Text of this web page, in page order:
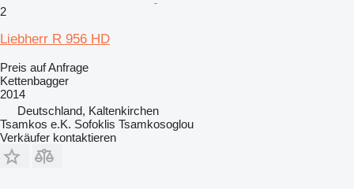
2
Liebherr R 956 HD
Preis auf Anfrage
Kettenbagger
2014
Deutschland, Kaltenkirchen
Tsamkos e.K. Sofoklis Tsamkosoglou
Verkäufer kontaktieren